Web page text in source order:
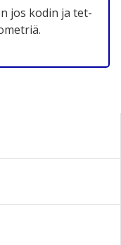
jos kodin ja tet-